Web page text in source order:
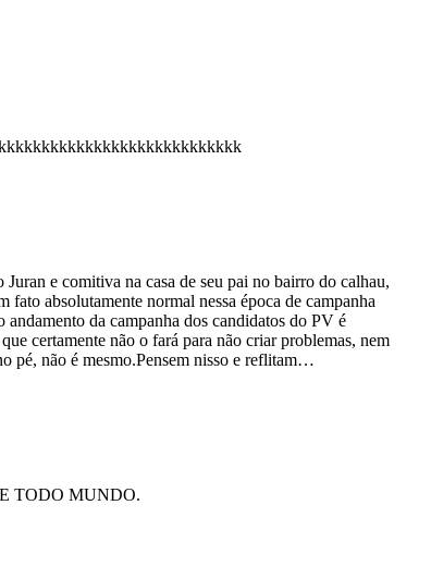
e comitiva na casa de seu pai no bairro do calhau,
absolutamente normal nessa época de campanha
da campanha dos candidatos do PV é
certamente não o fará para não criar problemas, nem
pé, não é mesmo.Pensem nisso e reflitam…
TODO MUNDO.